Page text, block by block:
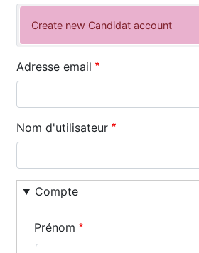
Primary
tabs
Create new Candidat account
(active
Adresse email
Nom d'utilisateur
Compte
Prénom